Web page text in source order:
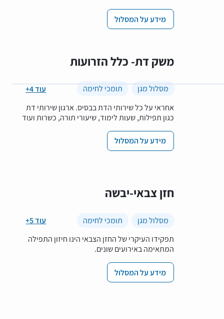
מידע על המסלול
משק דת- כלל הזרועות
+4 עוד מסלול מגן
תומכי לחימה
אחראי על כל שירותי הדת בבסיס. ארגון שירותי דת
כגון תפילות, שעות לימוד, שיעורי תורה, כשרות ועוד
מידע על המסלול
חזן צבאי-יבשה
+5 עוד מסלול מגן
תומכי לחימה
תפקידו העיקרי של החזן הצבאי הינו חיזון התפילה
המתאימה באירועים שונים.
מידע על המסלול